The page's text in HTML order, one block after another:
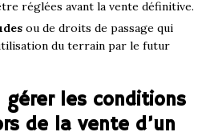
réglées avant la vente définitive.
ou de droits de passage qui
du terrain par le futur
gérer les conditions
de la vente d’un